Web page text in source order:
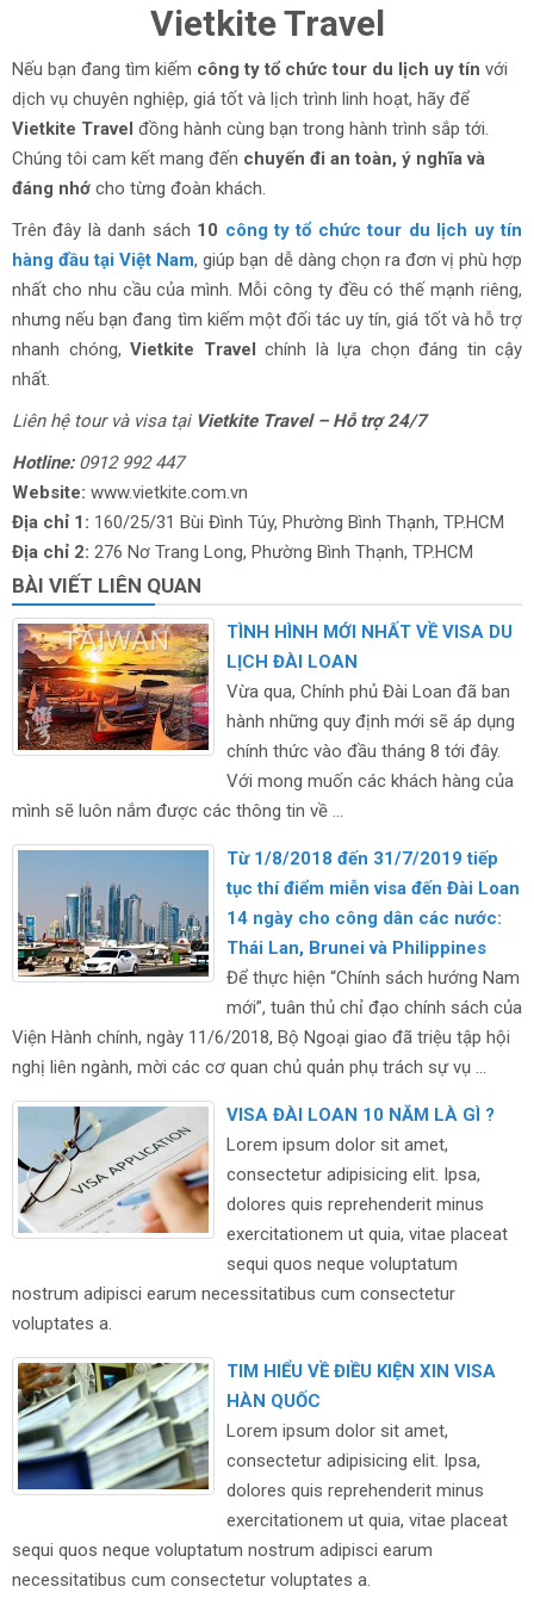
Vietkite Travel
Nếu bạn đang tìm kiếm công ty tổ chức tour du lịch uy tín với
dịch vụ chuyên nghiệp, giá tốt và lịch trình linh hoạt, hãy để
Vietkite Travel đồng hành cùng bạn trong hành trình sắp tới.
Chúng tôi cam kết mang đến chuyến đi an toàn, ý nghĩa và
đáng nhớ cho từng đoàn khách.
Trên đây là danh sách 10 công ty tổ chức tour du lịch uy tín
hàng đầu tại Việt Nam, giúp bạn dễ dàng chọn ra đơn vị phù hợp
nhất cho nhu cầu của mình. Mỗi công ty đều có thế mạnh riêng,
nhưng nếu bạn đang tìm kiếm một đối tác uy tín, giá tốt và hỗ trợ
nhanh chóng, Vietkite Travel chính là lựa chọn đáng tin cậy
nhất.
Liên hệ tour và visa tại Vietkite Travel – Hỗ trợ 24/7
Hotline:0912 992 447
Website: www.vietkite.com.vn
Địa chỉ 1: 160/25/31 Bùi Đình Túy, Phường Bình Thạnh, TP.HCM
Địa chỉ 2: 276 Nơ Trang Long, Phường Bình Thạnh, TP.HCM
BÀI VIẾT LIÊN QUAN
TÌNH HÌNH MỚI NHẤT VỀ VISA DU
LỊCH ĐÀI LOAN
Vừa qua, Chính phủ Đài Loan đã ban
hành những quy định mới sẽ áp dụng
chính thức vào đầu tháng 8 tới đây.
Với mong muốn các khách hàng của
mình sẽ luôn nắm được các thông tin về ...
Từ 1/8/2018 đến 31/7/2019 tiếp
tục thí điểm miễn visa đến Đài Loan
14 ngày cho công dân các nước:
Thái Lan, Brunei và Philippines
Để thực hiện “Chính sách hướng Nam
mới”, tuân thủ chỉ đạo chính sách của
Viện Hành chính, ngày 11/6/2018, Bộ Ngoại giao đã triệu tập hội
nghị liên ngành, mời các cơ quan chủ quản phụ trách sự vụ ...
VISA ĐÀI LOAN 10 NĂM LÀ GÌ ?
Lorem ipsum dolor sit amet,
consectetur adipisicing elit. Ipsa,
dolores quis reprehenderit minus
exercitationem ut quia, vitae placeat
sequi quos neque voluptatum
nostrum adipisci earum necessitatibus cum consectetur
voluptates a.
TIM HIỂU VỀ ĐIỀU KIỆN XIN VISA
HÀN QUỐC
Lorem ipsum dolor sit amet,
consectetur adipisicing elit. Ipsa,
dolores quis reprehenderit minus
exercitationem ut quia, vitae placeat
sequi quos neque voluptatum nostrum adipisci earum
necessitatibus cum consectetur voluptates a.